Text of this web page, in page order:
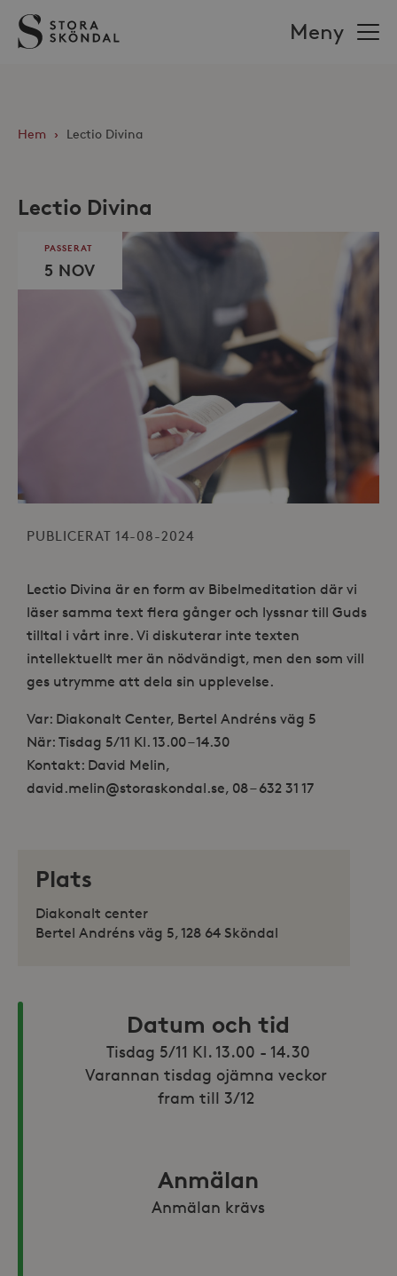
Stora
Sköndal
Meny
Hem › Lectio Divina
Lectio Divina
PASSERAT
5 NOV
PUBLICERAT 14-08-2024
Lectio Divina är en form av Bibelmeditation där vi
läser samma text flera gånger och lyssnar till Guds
tilltal i vårt inre. Vi diskuterar inte texten
intellektuellt mer än nödvändigt, men den som vill
ges utrymme att dela sin upplevelse.
Var: Diakonalt Center, Bertel Andréns väg 5
När: Tisdag 5/11 Kl. 13.00 – 14.30
Kontakt: David Melin,
david.melin@storaskondal.se, 08 – 632 31 17
Plats
Diakonalt center
Bertel Andréns väg 5, 128 64 Sköndal
Datum och tid
Tisdag 5/11 Kl. 13.00 - 14.30
Varannan tisdag ojämna veckor
fram till 3/12
Anmälan
Anmälan krävs